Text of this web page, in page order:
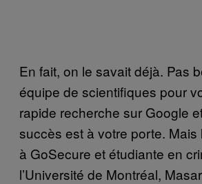
En fait, on le savait déjà. Pas
équipe de scientifiques pour
rapide recherche sur Google
succès est à votre porte. Mais
à GoSecure et étudiante en
l’Université de Montréal,